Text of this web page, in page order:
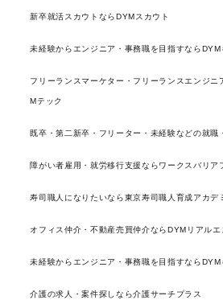
新卒就活スカウトならDYMスカウト
未経験からエンジニア・事務職を目指すならDYM
フリーランスマーケター・フリーランスエンジニ
Mテック
既卒・第二新卒・フリーター・未経験などの就職
障がい者雇用・就労移行支援ならワークスバリア
寿司職人になりたいなら東京寿司職人育成アカデ
オフィス仲介・不動産売買仲介ならDYMリアルエ
未経験からエンジニア・事務職を目指すならDYM
介護の求人・案件探しなら介護サーチプラス